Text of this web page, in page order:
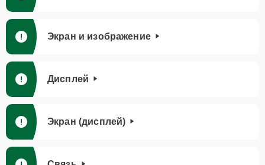
Экран и изображение
Дисплей
Экран (дисплей)